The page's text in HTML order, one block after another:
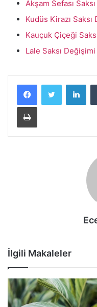
Akşam Sefası
Kudüs Kirazı Saksı
Kauçuk Çiçeği
Lale Saksı Değişimi
Yazdır
İlgili Makaleler